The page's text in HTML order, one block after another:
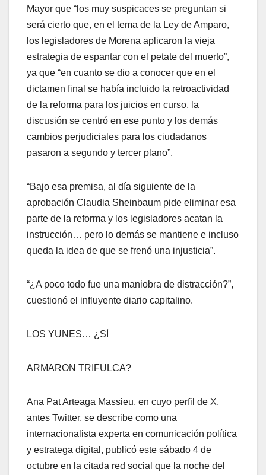
Mayor que “los muy suspicaces se preguntan si
será cierto que, en el tema de la Ley de Amparo,
los legisladores de Morena aplicaron la vieja
estrategia de espantar con el petate del muerto”,
ya que “en cuanto se dio a conocer que en el
dictamen final se había incluido la retroactividad
de la reforma para los juicios en curso, la
discusión se centró en ese punto y los demás
cambios perjudiciales para los ciudadanos
pasaron a segundo y tercer plano”.
“Bajo esa premisa, al día siguiente de la
aprobación Claudia Sheinbaum pide eliminar esa
parte de la reforma y los legisladores acatan la
instrucción… pero lo demás se mantiene e incluso
queda la idea de que se frenó una injusticia”.
“¿A poco todo fue una maniobra de distracción?”,
cuestionó el influyente diario capitalino.
LOS YUNES… ¿SÍ
ARMARON TRIFULCA?
Ana Pat Arteaga Massieu, en cuyo perfil de X,
antes Twitter, se describe como una
internacionalista experta en comunicación política
y estratega digital, publicó este sábado 4 de
octubre en la citada red social que la noche del